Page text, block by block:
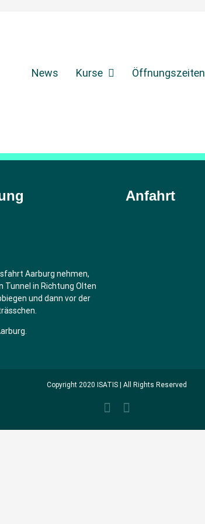
News Kurse Öffnungszeiten
Aarburg nehmen,
Tunnel in Richtung Olten
und dann vor der
Anfahrt
Copyright 2020 ISATIS | All Rights Reserved
Facebook